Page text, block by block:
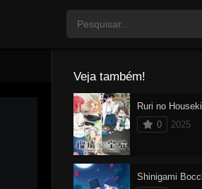
Veja também!
Ruri no Houseki
0
2025